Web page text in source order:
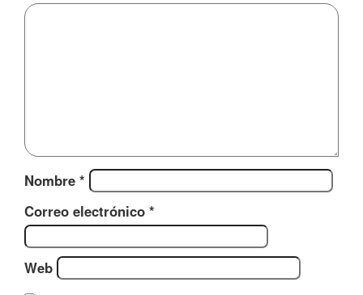
Nombre *
Correo electrónico *
Web